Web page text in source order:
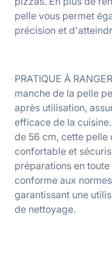
pelle vous permet
précision et
PRATIQUE À
manche de la pelle
après utilisation,
efficace de la
de 56 cm, cette pelle
confortable et
préparations en
conforme aux
garantissant une
de nettoyage.